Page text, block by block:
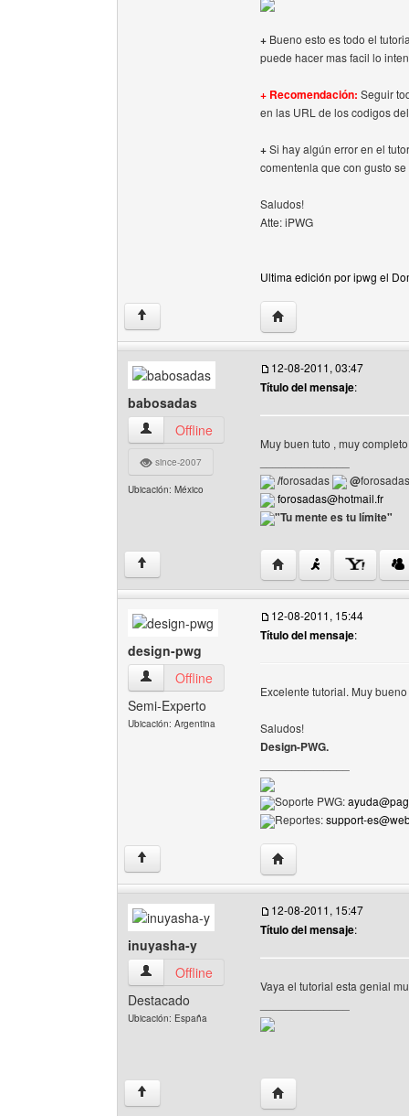
+ Bueno esto es todo el
puede hacer mas facil lo
+ Recomendación: Seguir
en las URL de los codigos
+Si hay algún error en el
comentenla que con gusto
Saludos!
Atte: iPWG
Ultima edición por ipwg el
↑ Visitar sitio web del
babosadas
babosadas Ver perfil del usuario
Offline
since-2007
Ubicación: México
12-08-2011, 03:47
Título del mensaje:
Muy buen tuto , muy
/forosadas @forosadas
forosadas@hotmail.fr
"Tu mente es tu límite"
↑ Visitar sitio web del
design-pwg
design-pwg Ver perfil del usuario
Offline
Semi-Experto
Ubicación: Argentina
12-08-2011, 15:44
Título del mensaje:
Excelente tutorial. Muy
Saludos!
Design-PWG.
Soporte PWG:
Reportes:support-
↑ Visitar sitio web del
inuyasha-y
inuyasha-y Ver perfil del usuario
Offline
Destacado
Ubicación: España
12-08-2011, 15:47
Título del mensaje:
Vaya el tutorial esta genial
↑ Visitar sitio web del